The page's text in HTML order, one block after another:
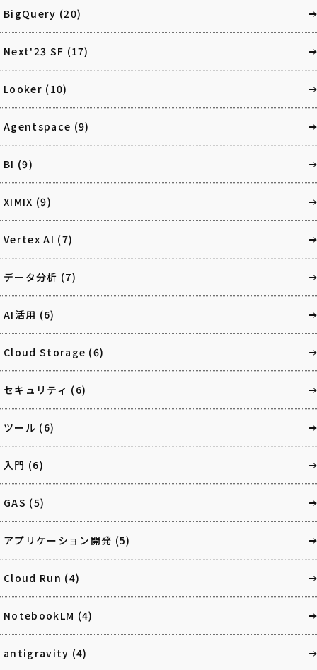
BigQuery (20)
Next'23 SF (17)
Looker (10)
Agentspace (9)
BI (9)
XIMIX (9)
Vertex AI (7)
データ分析 (7)
AI活用 (6)
Cloud Storage (6)
セキュリティ (6)
ツール (6)
入門 (6)
GAS (5)
アプリケーション開発 (5)
Cloud Run (4)
NotebookLM (4)
antigravity (4)